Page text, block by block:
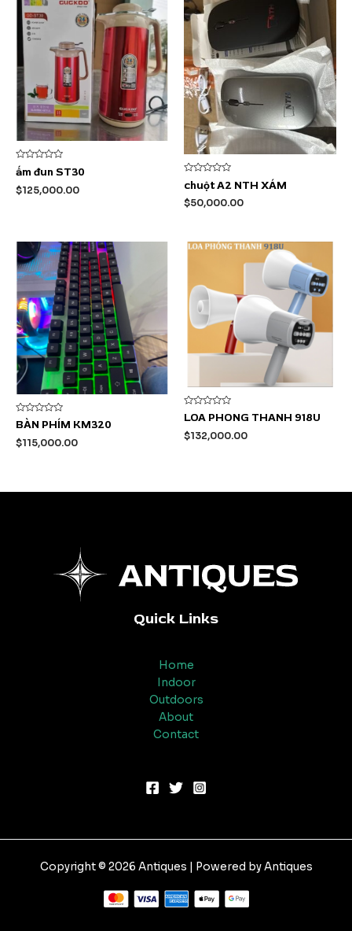
Được
xếp
hạng
0
ấm đun ST30
$125,000.00
Được
xếp
hạng
0
chuột A2 NTH XÁM
$50,000.00
Được
xếp
hạng
0
BÀN PHÍM KM320
$115,000.00
Được
xếp
hạng
0
LOA PHONG THANH 918U
$132,000.00
Quick Links
Home
Indoor
Outdoors
About
Contact
Copyright © 2026 Antiques | Powered by Antiques